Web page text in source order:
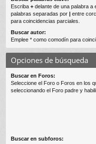
sEscriba + delante de una palabra a
palabras separadas por | entre
para coincidencias parciales.
Buscar autor:
Emplee * como comodín para
Opciones de búsqueda
Buscar en Foros:
Seleccione el Foro o Foros en los
seleccionando el Foro padre y
Buscar en subforos: